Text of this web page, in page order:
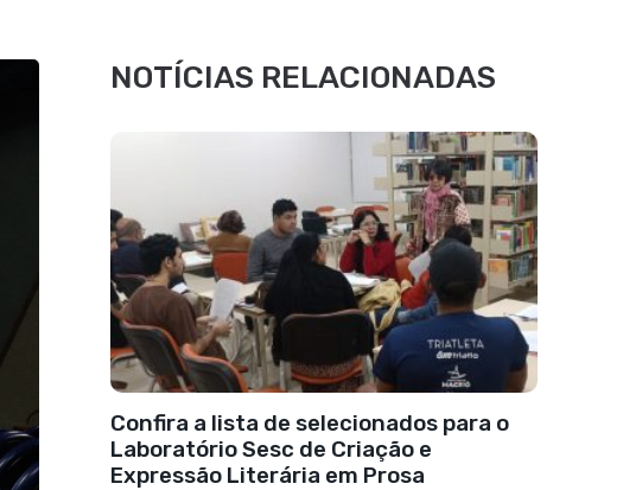
NOTÍCIAS RELACIONADAS
Confira a lista de selecionados para o
Laboratório Sesc de Criação e
Expressão Literária em Prosa